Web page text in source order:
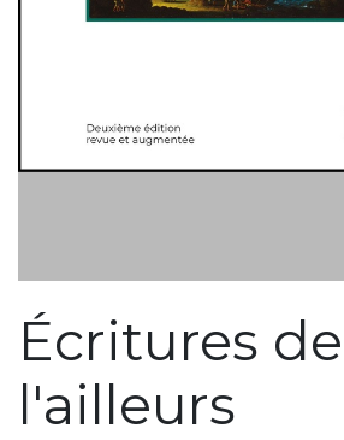
Écritures de
l'ailleurs